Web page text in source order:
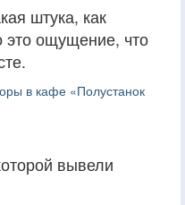
штука, как
это ощущение, что
в кафе «Полустанок
вывели